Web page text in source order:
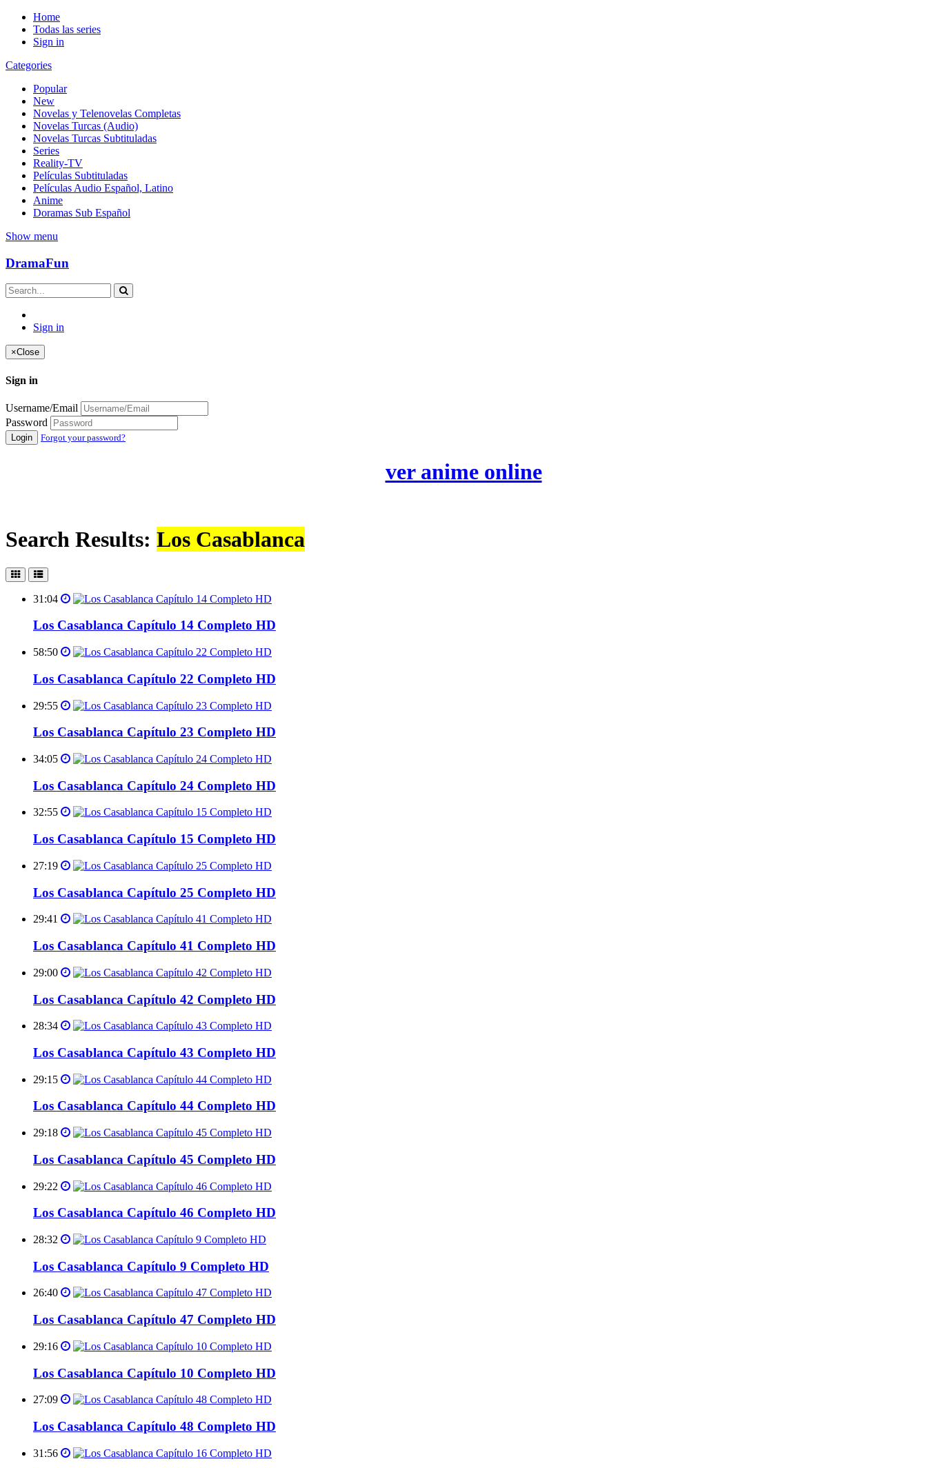
Home
Todas las series
Sign in
Categories
Popular
New
Novelas y Telenovelas Completas
Novelas Turcas (Audio)
Novelas Turcas Subtituladas
Series
Reality-TV
Películas Subtituladas
Películas Audio Español, Latino
Anime
Doramas Sub Español
Show menu
DramaFun
Sign in
×Close
Sign in
Username/Email
Password
Login Forgot your password?
ver anime online
Search Results: Los Casablanca
31:04
Los Casablanca Capítulo 14 Completo HD
58:50
Los Casablanca Capítulo 22 Completo HD
29:55
Los Casablanca Capítulo 23 Completo HD
34:05
Los Casablanca Capítulo 24 Completo HD
32:55
Los Casablanca Capítulo 15 Completo HD
27:19
Los Casablanca Capítulo 25 Completo HD
29:41
Los Casablanca Capítulo 41 Completo HD
29:00
Los Casablanca Capítulo 42 Completo HD
28:34
Los Casablanca Capítulo 43 Completo HD
29:15
Los Casablanca Capítulo 44 Completo HD
29:18
Los Casablanca Capítulo 45 Completo HD
29:22
Los Casablanca Capítulo 46 Completo HD
28:32
Los Casablanca Capítulo 9 Completo HD
26:40
Los Casablanca Capítulo 47 Completo HD
29:16
Los Casablanca Capítulo 10 Completo HD
27:09
Los Casablanca Capítulo 48 Completo HD
31:56